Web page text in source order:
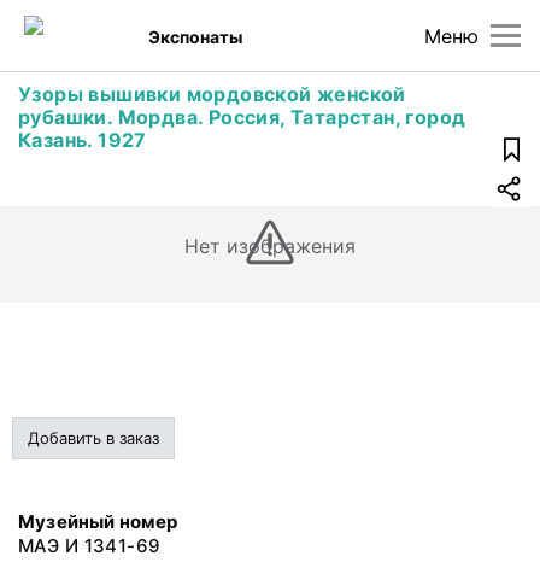
Меню
Экспонаты
Узоры вышивки мордовской женской
рубашки. Мордва. Россия, Татарстан, город
Казань. 1927
Нет изображения
Добавить в заказ
Музейный номер
МАЭ И 1341-69